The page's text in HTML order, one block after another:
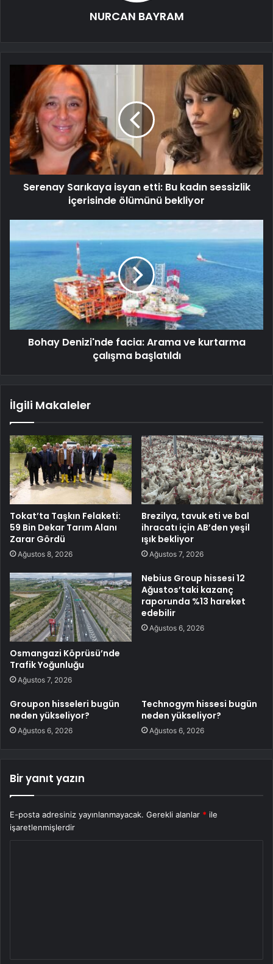
NURCAN BAYRAM
Serenay Sarıkaya isyan etti: Bu kadın sessizlik
içerisinde ölümünü bekliyor
Bohay Denizi'nde facia: Arama ve kurtarma
çalışma başlatıldı
İlgili Makaleler
Tokat’ta Taşkın Felaketi:
59 Bin Dekar Tarım Alanı
Zarar Gördü
Ağustos 8, 2026
Brezilya, tavuk eti ve bal
ihracatı için AB’den yeşil
ışık bekliyor
Ağustos 7, 2026
Osmangazi Köprüsü’nde
Trafik Yoğunluğu
Ağustos 7, 2026
Nebius Group hissesi 12
Ağustos’taki kazanç
raporunda %13 hareket
edebilir
Ağustos 6, 2026
Groupon hisseleri bugün
neden yükseliyor?
Ağustos 6, 2026
Technogym hissesi bugün
neden yükseliyor?
Ağustos 6, 2026
Bir yanıt yazın
E-posta adresiniz yayınlanmayacak. Gerekli alanlar * ile
işaretlenmişlerdir